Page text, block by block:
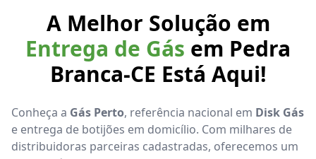
A Melhor Solução em
Entrega de Gás em Pedra
Branca-CE Está Aqui!
Conheça a Gás Perto, referência nacional em Disk Gás
e entrega de botijões em domicílio. Com milhares de
distribuidoras parceiras cadastradas, oferecemos um